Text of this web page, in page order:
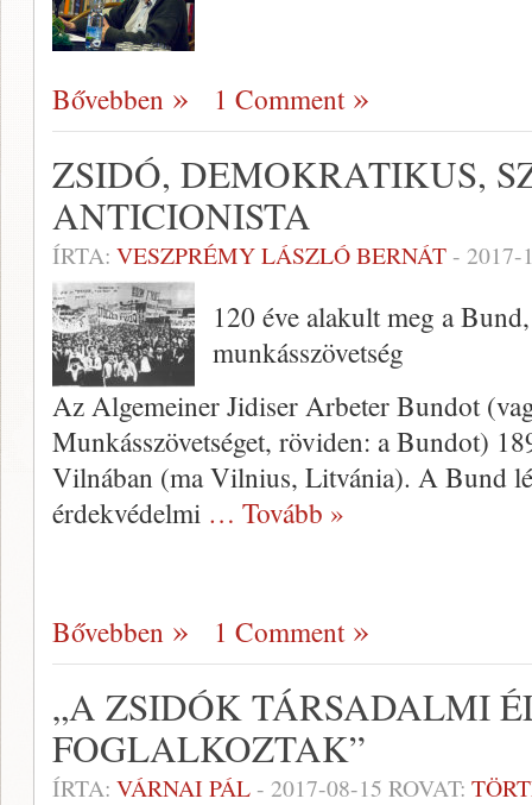
Bővebben 1 Comment
ZSIDÓ, DEMOKRATIKUS,
ANTICIONISTA
ÍRTA: VESZPRÉMY LÁSZLÓ BERNÁT- 2017-
120 éve alakult meg a
munkásszövetség
Az Algemeiner Jidiser Arbeter Bundot
Munkásszövetséget, röviden: a Bundot)
Vilnában (ma Vilnius, Litvánia). A Bund
érdekvédelmi … Tovább »
Bővebben 1 Comment
„A ZSIDÓK TÁRSADALMI
FOGLALKOZTAK”
ÍRTA: VÁRNAI PÁL- 2017-08-15 ROVAT: